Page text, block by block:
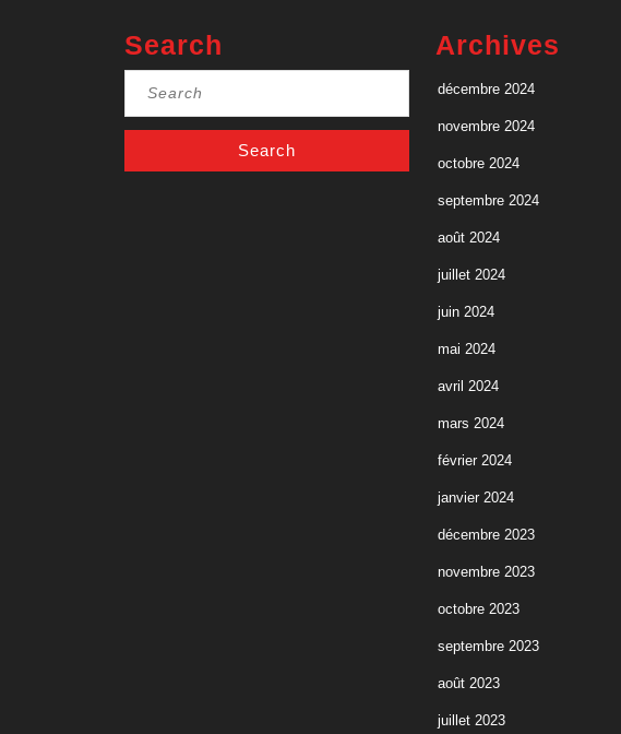
je
me
mêle ? »
Search Archives
décembre 2024
novembre 2024
octobre 2024
septembre 2024
août 2024
juillet 2024
juin 2024
mai 2024
avril 2024
mars 2024
février 2024
janvier 2024
décembre 2023
novembre 2023
octobre 2023
septembre 2023
août 2023
juillet 2023